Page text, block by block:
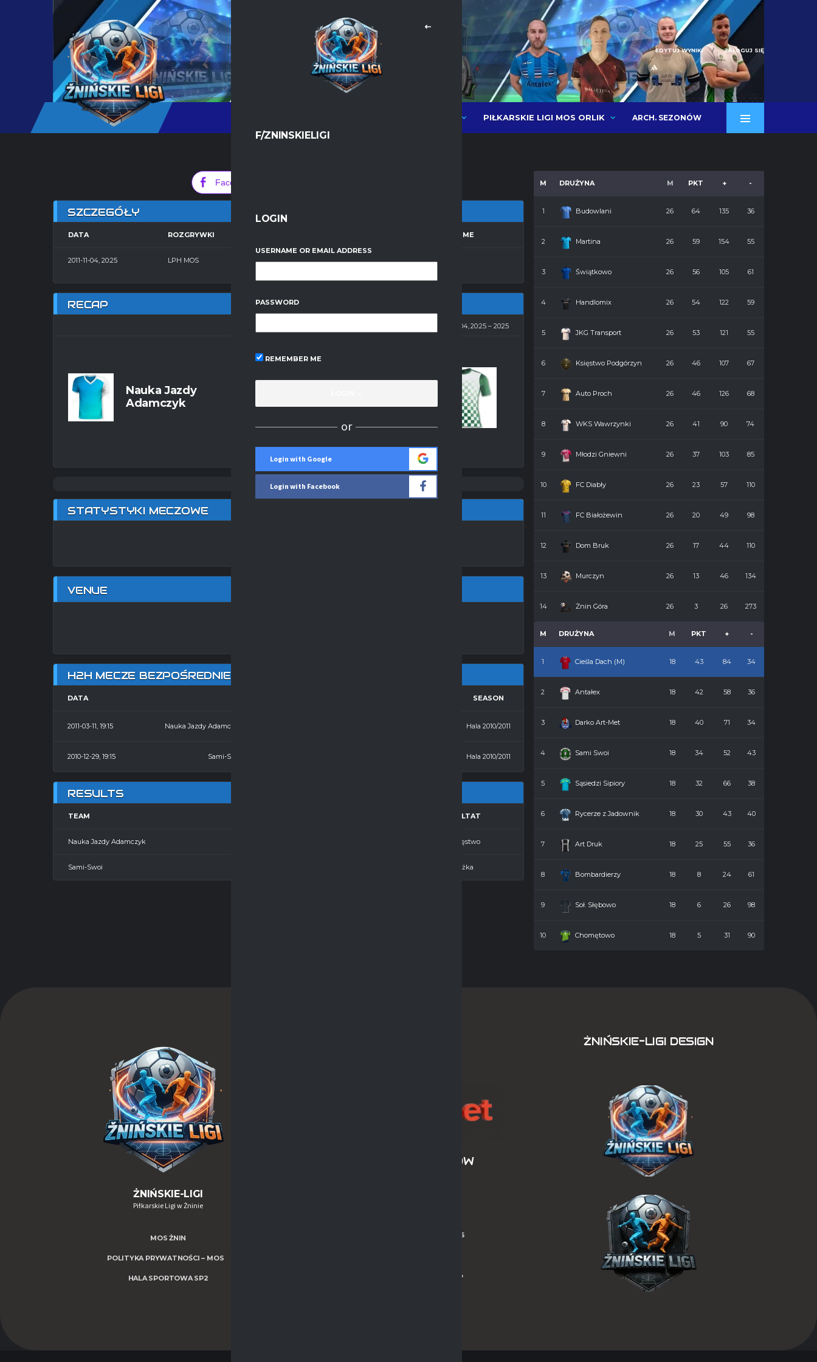
EDYTUJ WYNIKI ZALOGUJ SIĘ
PIŁKARSKIE LIGI MOS ORLIK ARCH. SEZONÓW
F/ZNINSKIELIGI
LOGIN
USERNAME OR EMAIL ADDRESS
PASSWORD
REMEMBER ME
or
Login with Google
Login with Facebook
Facebook
SZCZEGÓŁY
DATA ROZGRYWKI FULL TIME
2011-11-04, 20:25 LPH MOS Hala 2011/2012 1 30'
RECAP
2011-11-04, 20:25 20:25
Nauka Jazdy
Adamczyk
Wynik
STATYSTYKI MECZOWE
VENUE
H2H MECZE BEZPOŚREDNIE
DATA SEASON
2011-03-11, 19:15 Nauka Jazdy Adamczyk Hala 2010/2011
2010-12-29, 19:15 Sami-Swoi Hala 2010/2011
RESULTS
TEAM REZULTAT
Nauka Jazdy Adamczyk Zwycięstwo
Sami-Swoi Porażka
M DRUŻYNA M PKT + -
1 Budowlani 26 64 135 36
2 Martina 26 59 154 55
3 Świątkowo 26 56 105 61
4 Handlomix 26 54 122 59
5 JKG Transport 26 53 121 55
6 Księstwo Podgórzyn 26 46 107 67
7 Auto Proch 26 46 126 68
8 WKS Wawrzynki 26 41 90 74
9 Młodzi Gniewni 26 37 103 85
10 FC Diabły 26 23 57 110
11 FC Białożewin 26 20 49 98
12 Dom Bruk 26 17 44 110
13 Murczyn 26 13 46 134
14 Żnin Góra 26 3 26 273
M DRUŻYNA M PKT + -
1 Cieśla Dach (M) 18 43 84 34
2 Antałex 18 42 58 36
3 Darko Art-Met 18 40 71 34
4 Sami Swoi 18 34 52 43
5 Sąsiedzi Sipiory 18 32 66 38
6 Rycerze z Jadownik 18 30 43 40
7 Art Druk 18 25 55 36
8 Bombardierzy 18 8 24 61
9 Soł. Słębowo 18 6 26 98
10 Chomętowo 18 5 31 90
ŻNIŃSKIE-LIGI
Piłkarskie Ligi w Żninie
MOS ŻNIN
POLITYKA PRYWATNOŚCI – MOS
HALA SPORTOWA SP2
ARCHIWUM SEZONÓW
LPH MOS OLDBOYS 2024/2025
PL MOS ORLIK OLDBOYS 2024
ŻNIŃSKIE-LIGI DESIGN